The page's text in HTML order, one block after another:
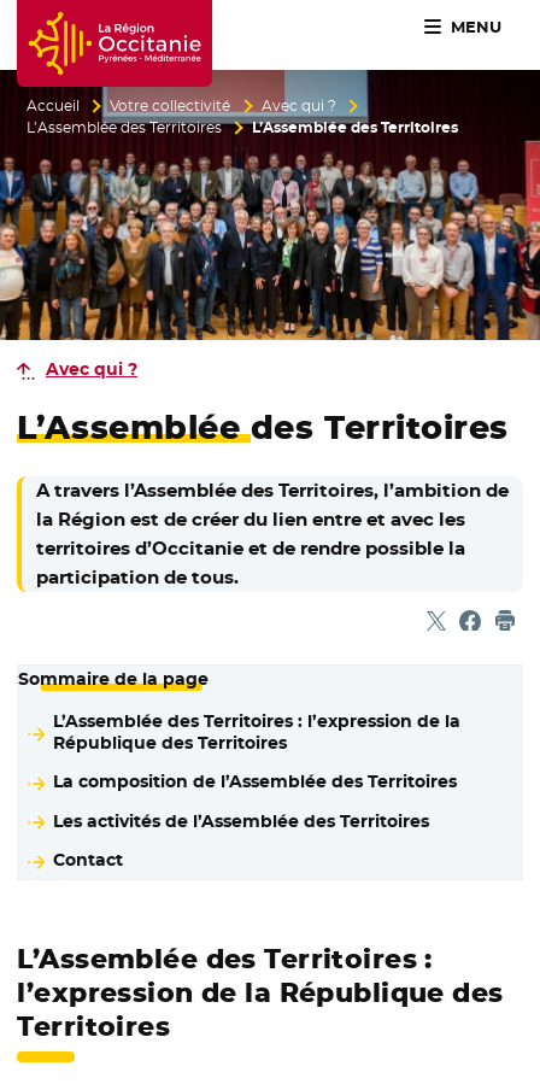
Accueil Région Occitanie / Pyrénées-Méditerranée
MENU
Accueil Votre collectivité
Avec qui ?
L’Assemblée des Territoires
L’Assemblée des Territoires
Avec qui ?
L’Assembléedes Territoires
A travers l’Assemblée des Territoires, l’ambition de
la Région est de créer du lien entre et avec les
territoires d’Occitanie et de rendre possible la
participation de tous.
Partager
- Nouvelle
-
Sommaire de la page
L’Assemblée des Territoires : l’expression de la
République des Territoires
La composition de l’Assemblée des Territoires
Les activités de l’Assemblée des Territoires
Contact
L’Assemblée des Territoires :
l’expression de la République des
Territoires